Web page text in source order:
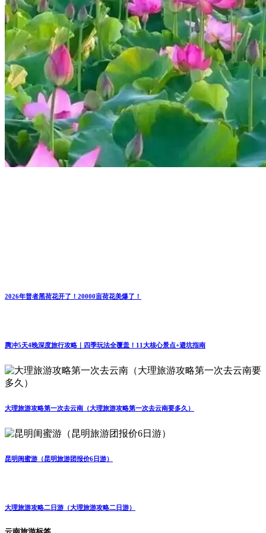
2026年普者黑荷花开了！20000亩荷花美爆了！